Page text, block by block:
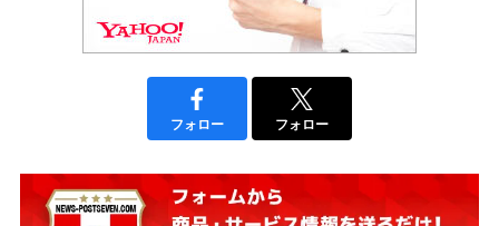
フォロー フォロー